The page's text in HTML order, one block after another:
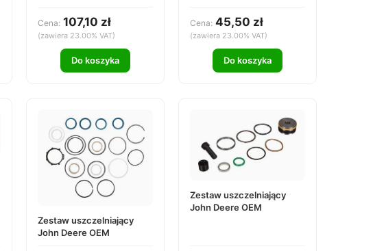
Cena: 107,10 zł
(zawiera 23.00% VAT)
Do koszyka
Cena: 45,50 zł
(zawiera 23.00% VAT)
Do koszyka
Zestaw uszczelniający
John Deere OEM
Zestaw uszczelniający
John Deere OEM